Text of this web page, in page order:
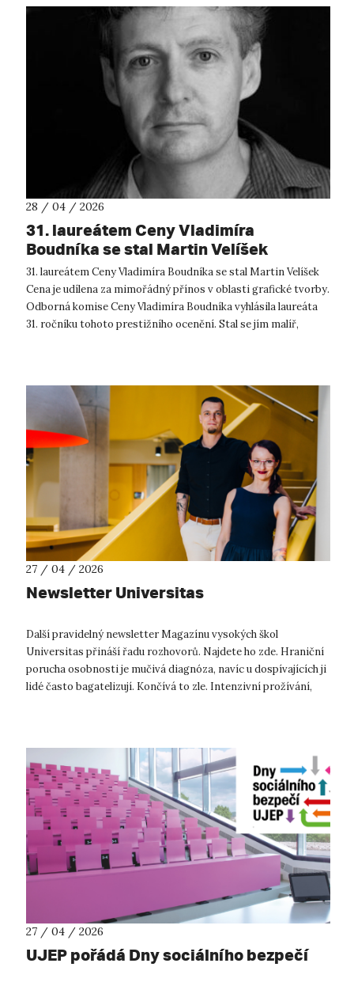
28 / 04 / 2026
31. laureátem Ceny Vladimíra
Boudníka se stal Martin Velíšek
31. laureátem Ceny Vladimíra Boudníka se stal Martin Velíšek
Cena je udílena za mimořádný přínos v oblasti grafické tvorby.
Odborná komise Ceny Vladimíra Boudníka vyhlásila laureáta
31. ročníku tohoto prestižního ocenění. Stal se jím malíř,
27 / 04 / 2026
Newsletter Universitas
Další pravidelný newsletter Magazínu vysokých škol
Universitas přináší řadu rozhovorů. Najdete ho zde. Hraniční
porucha osobnosti je mučivá diagnóza, navíc u dospívajících ji
lidé často bagatelizují. Končívá to zle. Intenzivní prožívání,
27 / 04 / 2026
UJEP pořádá Dny sociálního bezpečí